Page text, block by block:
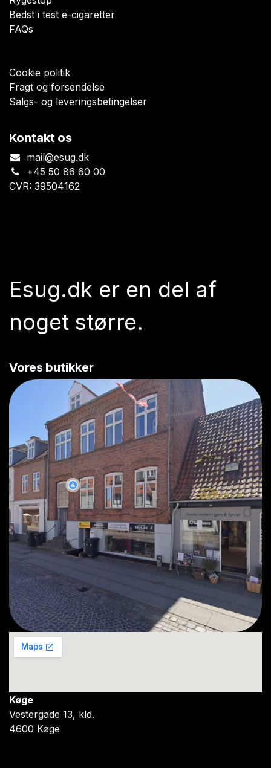
Bedst i test e-cigaretter
FAQs
Cookie politik
Fragt og forsendelse
Salgs- og leveringsbetingelser
Kontakt os
mail@esug.dk
+45 50 86 60 00
CVR: 39504162
Esug.dk er en del af
noget større.
Vores butikker
Køge
Vestergade 13, kld.
4600 Køge